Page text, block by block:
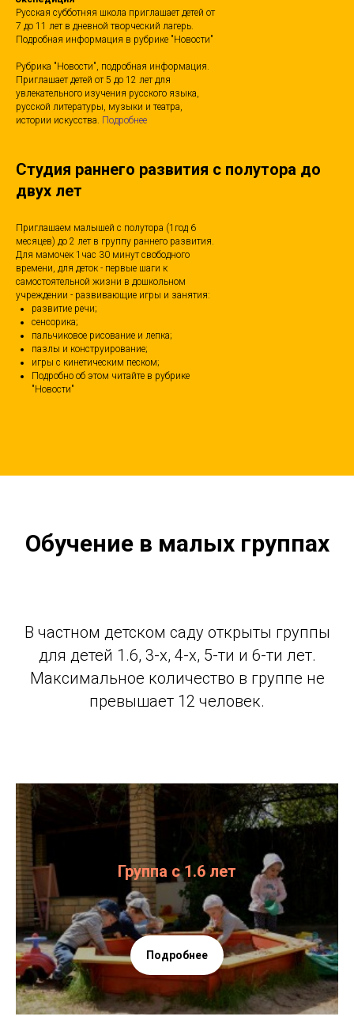
Русская субботняя школа приглашает детей от
7 до 11 лет в дневной творческий лагерь.
Подробная информация в рубрике "Новости"
Рубрика "Новости", подробная информация.
Приглашает детей от 5 до 12 лет для
увлекательного изучения русского языка,
русской литературы, музыки и театра,
истории искусства. Подробнее
Студия раннего развития с полутора до
двух лет
Приглашаем малышей с полутора (1год 6
месяцев) до 2 лет в группу раннего развития.
Для мамочек 1час 30 минут свободного
времени, для деток - первые шаги к
самостоятельной жизни в дошкольном
учреждении - развивающие игры и занятия:
развитие речи;
сенсорика;
пальчиковое рисование и лепка;
пазлы и конструирование;
игры с кинетическим песком;
Подробно об этом читайте в рубрике
"Новости"
Обучение в малых группах
В частном детском саду открыты группы
для детей 1.6, 3-х, 4-х, 5-ти и 6-ти лет.
Максимальное количество в группе не
превышает 12 человек.
Группа с 1.6 лет
Подробнее